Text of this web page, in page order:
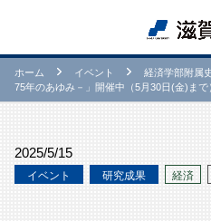
ホーム イベント
経済学部附属
75年のあゆみ－」開催中（5月30日(金)ま
2025/5/15
イベント 研究成果 経済